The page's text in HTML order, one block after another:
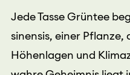
Jede Tasse Grüntee
sinensis, einer Pflanze,
Höhenlagen und